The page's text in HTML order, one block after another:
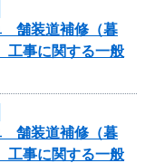
舗装道補修（暮
工事に関する一般
舗装道補修（暮
工事に関する一般